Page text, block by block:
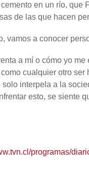
en un río, que
de las que hacen
vamos a conocer
a mí o cómo yo
cualquier otro ser
interpela a la
esto, se siente
programas/